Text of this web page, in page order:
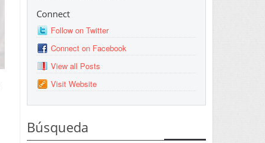
Connect
Follow on Twitter
Connect on Facebook
View all Posts
Visit Website
Búsqueda